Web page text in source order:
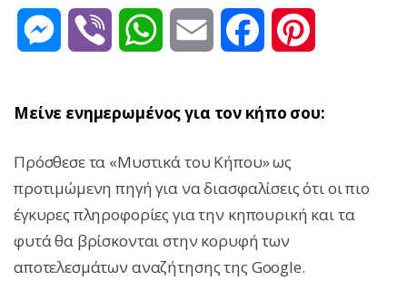
Messenger
Viber WhatsAppEmail Facebook
Μείνε ενημερωμένος για τον κήπο σου:
Πρόσθεσε τα «Μυστικά του Κήπου» ως
προτιμώμενη πηγή για να διασφαλίσεις ότι οι πιο
έγκυρες πληροφορίες για την κηπουρική και τα
φυτά θα βρίσκονται στην κορυφή των
αποτελεσμάτων αναζήτησης της Google.